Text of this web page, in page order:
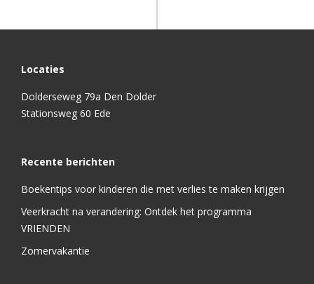
Locaties
Dolderseweg 79a Den Dolder
Stationsweg 60 Ede
Recente berichten
Boekentips voor kinderen die met verlies te maken krijgen
Veerkracht na verandering: Ontdek het programma
VRIENDEN
Zomervakantie